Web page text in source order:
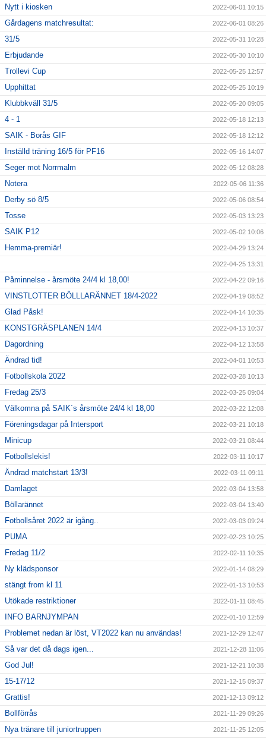
Nytt i kiosken 2022-06-01 10:15
Gårdagens matchresultat: 2022-06-01 08:26
31/5 2022-05-31 10:28
Erbjudande 2022-05-30 10:10
Trollevi Cup 2022-05-25 12:57
Upphittat 2022-05-25 10:19
Klubbkväll 31/5 2022-05-20 09:05
4 - 1 2022-05-18 12:13
SAIK - Borås GIF 2022-05-18 12:12
Inställd träning 16/5 för PF16 2022-05-16 14:07
Seger mot Norrmalm 2022-05-12 08:28
Notera 2022-05-06 11:36
Derby sö 8/5 2022-05-06 08:54
Tosse 2022-05-03 13:23
SAIK P12 2022-05-02 10:06
Hemma-premiär! 2022-04-29 13:24
2022-04-25 13:31
Påminnelse - årsmöte 24/4 kl 18,00! 2022-04-22 09:16
VINSTLOTTER BÔLLLARÄNNET 18/4-2022 2022-04-19 08:52
Glad Påsk! 2022-04-14 10:35
KONSTGRÄSPLANEN 14/4 2022-04-13 10:37
Dagordning 2022-04-12 13:58
Ändrad tid! 2022-04-01 10:53
Fotbollskola 2022 2022-03-28 10:13
Fredag 25/3 2022-03-25 09:04
Välkomna på SAIK´s årsmöte 24/4 kl 18,00 2022-03-22 12:08
Föreningsdagar på Intersport 2022-03-21 10:18
Minicup 2022-03-21 08:44
Fotbollslekis! 2022-03-11 10:17
Ändrad matchstart 13/3! 2022-03-11 09:11
Damlaget 2022-03-04 13:58
Böllarännet 2022-03-04 13:40
Fotbollsåret 2022 är igång.. 2022-03-03 09:24
PUMA 2022-02-23 10:25
Fredag 11/2 2022-02-11 10:35
Ny klädsponsor 2022-01-14 08:29
stängt from kl 11 2022-01-13 10:53
Utökade restriktioner 2022-01-11 08:45
INFO BARNJYMPAN 2022-01-10 12:59
Problemet nedan är löst, VT2022 kan nu användas! 2021-12-29 12:47
Så var det då dags igen... 2021-12-28 11:06
God Jul! 2021-12-21 10:38
15-17/12 2021-12-15 09:37
Grattis! 2021-12-13 09:12
Bollförrås 2021-11-29 09:26
Nya tränare till juniortruppen 2021-11-25 12:05